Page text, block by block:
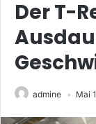
Der T-
admine Mai